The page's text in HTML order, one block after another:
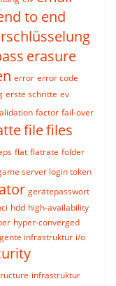
to end
erasure
error error code
erste schritte ev
factor fail-over
filefiles
flat flatrate folder
server login token
gerätepasswort
hdd high-availability
hyper-converged
infrastruktur i/o
infrastruktur